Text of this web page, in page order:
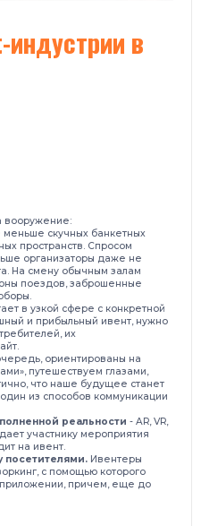
в
вооружение:
меньше скучных банкетных
пространств. Спросом
организаторы даже не
На смену обычным залам
поездов, заброшенные
в узкой сфере с конкретной
и прибыльный ивент, нужно
их
ориентированы на
путешествуем глазами,
что наше будущее станет
из способов коммуникации
реальности - AR, VR,
участнику мероприятия
на ивент.
Ивентеры
с помощью которого
приложении, причем, еще до